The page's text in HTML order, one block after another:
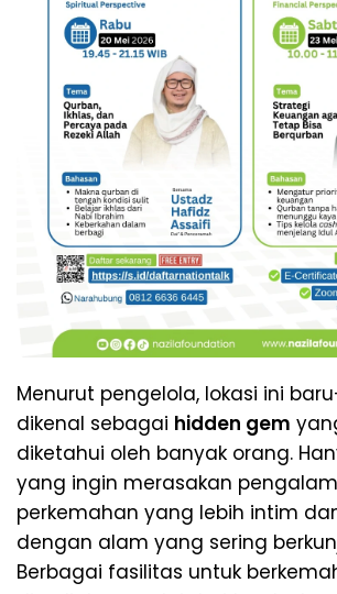
Menurut pengelola, lokasi ini
dikenal sebagai hidden gem
diketahui oleh banyak orang.
yang ingin merasakan
perkemahan yang lebih intim
dengan alam yang sering
Berbagai fasilitas untuk